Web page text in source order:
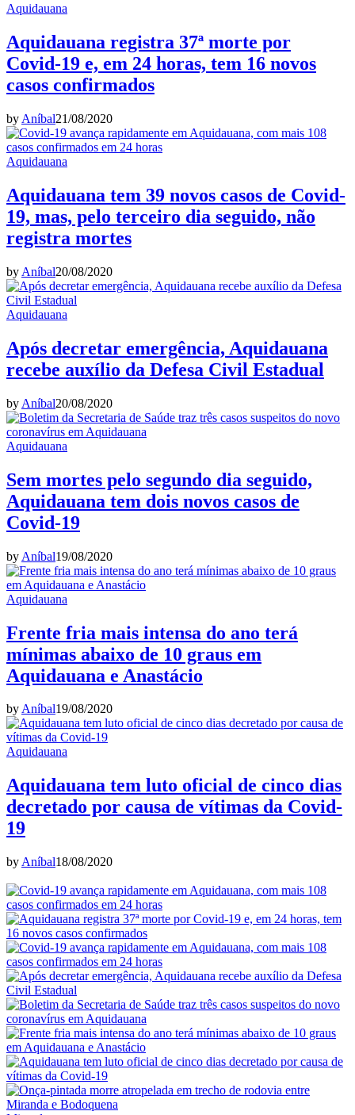
Aquidauana
Aquidauana registra 37ª morte por
Covid-19 e, em 24 horas, tem 16 novos
casos confirmados
by Aníbal21/08/2020
Aquidauana
Aquidauana tem 39 novos casos de Covid-
19, mas, pelo terceiro dia seguido, não
registra mortes
by Aníbal20/08/2020
Aquidauana
Após decretar emergência, Aquidauana
recebe auxílio da Defesa Civil Estadual
by Aníbal20/08/2020
Aquidauana
Sem mortes pelo segundo dia seguido,
Aquidauana tem dois novos casos de
Covid-19
by Aníbal19/08/2020
Aquidauana
Frente fria mais intensa do ano terá
mínimas abaixo de 10 graus em
Aquidauana e Anastácio
byAníbal19/08/2020
Aquidauana
Aquidauana tem luto oficial de cinco dias
decretado por causa de vítimas da Covid-
19
by Aníbal18/08/2020